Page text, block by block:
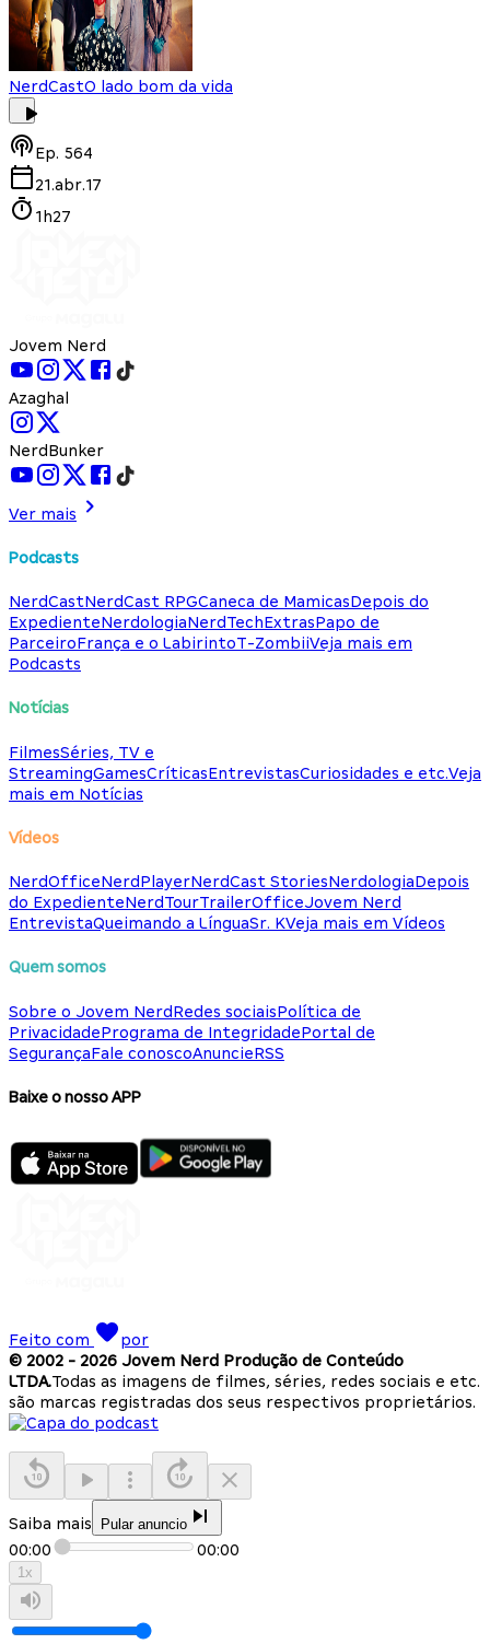
NerdCastO lado bom da vida
Ep. 564
21.abr.17
1h27
Jovem Nerd
Azaghal
NerdBunker
Ver mais
Podcasts
NerdCastNerdCast RPGCaneca de MamicasDepois do
ExpedienteNerdologiaNerdTechExtrasPapo de
ParceiroFrança e o LabirintoT-ZombiiVeja mais em
Podcasts
Notícias
FilmesSéries, TV e
StreamingGamesCríticasEntrevistasCuriosidades e etc.Veja
mais em Notícias
Vídeos
NerdOfficeNerdPlayerNerdCast StoriesNerdologiaDepois
do ExpedienteNerdTourTrailerOfficeJovem Nerd
EntrevistaQueimando a LínguaSr. KVeja mais em Vídeos
Quem somos
Sobre o Jovem NerdRedes sociaisPolítica de
PrivacidadePrograma de IntegridadePortal de
SegurançaFale conoscoAnuncieRSS
Baixe o nosso APP
Feito com
por
© 2002 - 2026 Jovem Nerd Produção de Conteúdo
LTDA.Todas as imagens de filmes, séries, redes sociais e etc.
são marcas registradas dos seus respectivos proprietários.
Saiba mais Pular anuncio
00:00 00:00
1x